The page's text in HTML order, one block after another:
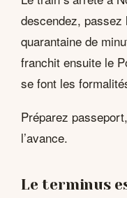
descendez, passez
quarantaine de
franchit ensuite le
se font les
Préparez
l’avance.
Le terminus